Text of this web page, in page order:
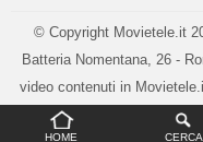
HOME CERCA
© Copyright Movietele.it
Batteria Nomentana, 26 -
video contenuti in